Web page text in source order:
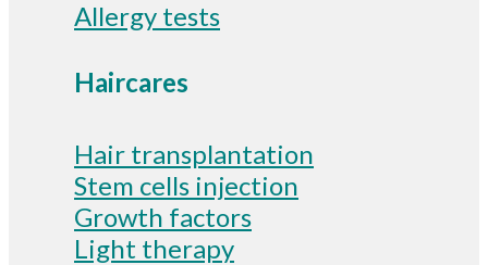
Allergy tests
Haircares
Hair transplantation
Stem cells injection
Growth factors
Light therapy